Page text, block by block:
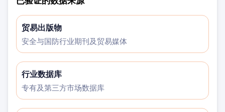
贸易出版物
安全与国防行业期刊及贸易媒体
行业数据库
专有及第三方市场数据库